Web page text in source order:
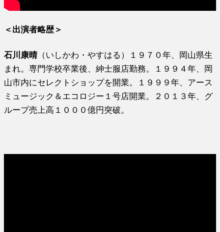
＜出演者略歴＞
石川康晴（いしかわ・やすはる）１９７０年、岡山県生
まれ。専門学校卒業後、紳士服店勤務。１９９４年、岡
山市内にセレクトショップを開業。１９９９年、アース
ミュージック＆エコロジー１号店開業。２０１３年、グ
ループ売上高１０００億円突破。